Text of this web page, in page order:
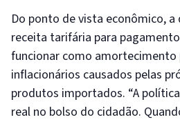
Do ponto de vista econômico,
receita tarifária para
funcionar como
inflacionários causados pelas
produtos importados. “A
real no bolso do cidadão.